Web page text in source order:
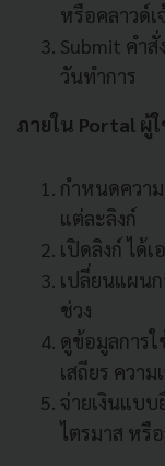
หรือคลาวด์เ
Submit คำสั่
วันทำการ
ภายใน Portal ผู้
กำหนดความ
แต่ละลิงก์
เปิดลิงก์ ได้
เปลี่ยนแผน
ช่วง
ดูข้อมูลการใ
เสถียร ควา
จ่ายเงินแบ
ไตรมาส หรื